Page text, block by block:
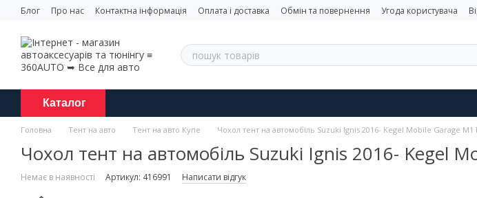
Перейти до основного контенту
Блог Про нас Контактна інформація Оплата і доставка Обмін та повернення Угода користувача
Каталог
Головна Тент на авто Тент на авто Купе Чохол тент на автомобіль Suzuki Ignis 2016- Kegel Mobile Garage
Чохол тент на автомобіль Suzuki Ignis 2016- Kegel
Немає в наявності Артикул: 416991 Написати відгук